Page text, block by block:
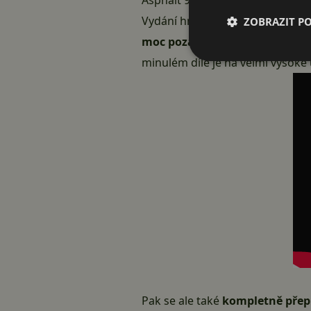
Vydání hry na Android by
moc pozadu.
Maximálně v
minulém díle je na velmi
Pak se ale také kompletně
ZOBRAZIT